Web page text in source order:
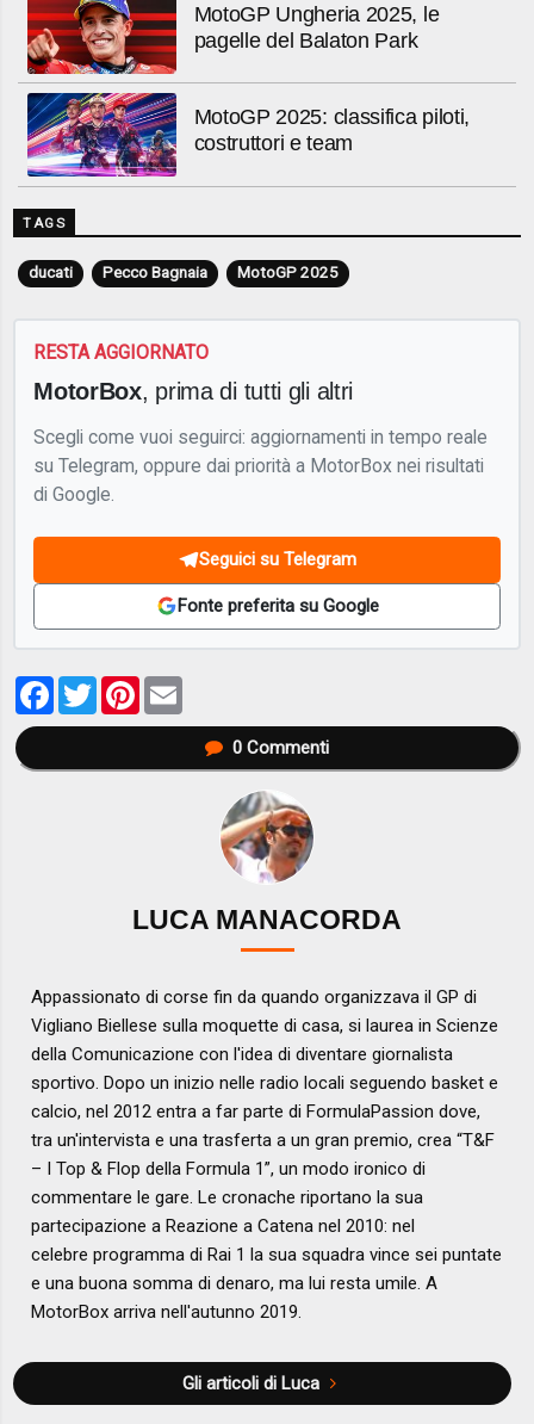
MotoGP Ungheria 2025, le
pagelle del Balaton Park
MotoGP 2025: classifica piloti,
costruttori e team
TAGS
ducati Pecco Bagnaia MotoGP 2025
RESTA AGGIORNATO
MotorBox, prima di tutti gli altri
Scegli come vuoi seguirci: aggiornamenti in tempo reale
su Telegram, oppure dai priorità a MotorBox nei risultati
di Google.
Seguici su Telegram
Fonte preferita su Google
Facebook
TwitterPinterest
0Commenti
LUCA MANACORDA
Appassionato di corse fin da quando organizzava il GP di
Vigliano Biellese sulla moquette di casa, si laurea in Scienze
della Comunicazione con l'idea di diventare giornalista
sportivo. Dopo un inizio nelle radio locali seguendo basket e
calcio, nel 2012 entra a far parte di FormulaPassion dove,
tra un'intervista e una trasferta a un gran premio, crea “T&F
– I Top & Flop della Formula 1”, un modo ironico di
commentare le gare. Le cronache riportano la sua
partecipazione a Reazione a Catena nel 2010: nel
celebre programma di Rai 1 la sua squadra vince sei puntate
e una buona somma di denaro, ma lui resta umile. A
MotorBox arriva nell'autunno 2019.
Gli articoli di Luca